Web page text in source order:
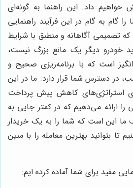
داد. این راهنما به گونه‌ای
گام به گام در این فرآیند راهنمایی
تصمیمی آگاهانه و منطبق با شرایط
خودرو دیگر یک مانع بزرگ نیست،
است که با برنامه‌ریزی صحیح و
در دسترس شما قرار دارد. ما در این
استراتژی‌های کاهش پیش پرداخت
را ارائه می‌دهیم که در کمتر جایی به
این است که شما را به یک خریدار
تا بتوانید بهترین معامله را با مبین
مفید برای شما آماده کرده ایم: